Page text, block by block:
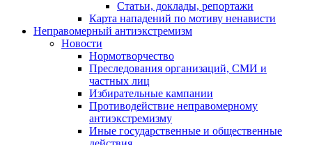
Статьи, доклады, репортажи
Карта нападений по мотиву ненависти
Неправомерный антиэкстремизм
Новости
Нормотворчество
Преследования организаций, СМИ и
частных лиц
Избирательные кампании
Противодействие неправомерному
антиэкстремизму
Иные государственные и общественные